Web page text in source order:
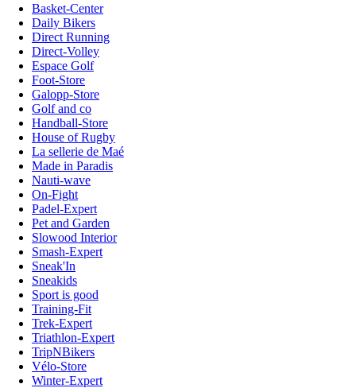
Basket-Center
Daily Bikers
Direct Running
Direct-Volley
Espace Golf
Foot-Store
Galopp-Store
Golf and co
Handball-Store
House of Rugby
La sellerie de Maé
Made in Paradis
Nauti-wave
On-Fight
Padel-Expert
Pet and Garden
Slowood Interior
Smash-Expert
Sneak'In
Sneakids
Sport is good
Training-Fit
Trek-Expert
Triathlon-Expert
TripNBikers
Vélo-Store
Winter-Expert